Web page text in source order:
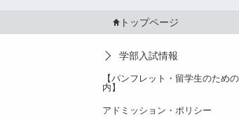
トップページ
学部入試情報
【パンフレット・留学生のため
内】
アドミッション・ポリシー